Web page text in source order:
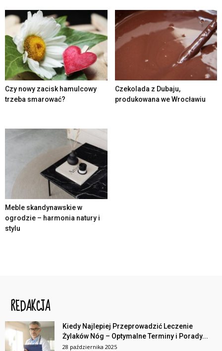
Czy nowy zacisk hamulcowy
trzeba smarować?
Czekolada z Dubaju,
produkowana we Wrocławiu
Meble skandynawskie w
ogrodzie – harmonia natury i
stylu
REDAKCJA
Kiedy Najlepiej Przeprowadzić Leczenie
Żylaków Nóg – Optymalne Terminy i Porady...
28 października 2025